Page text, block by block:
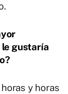
le gustaría
y horas